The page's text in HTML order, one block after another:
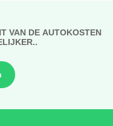
VAN DE AUTOKOSTEN